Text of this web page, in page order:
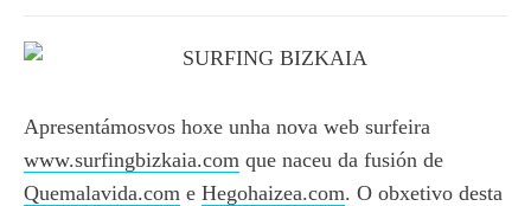
Apresentámosvos hoxe unha nova web surfeira
www.surfingbizkaia.com que naceu da fusión de
Quemalavida.com e Hegohaizea.com. O obxetivo desta